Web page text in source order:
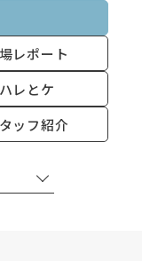
レポート
ハレとケ
ッフ紹介